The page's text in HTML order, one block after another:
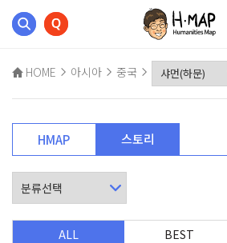
HOME 아시아 중국
HMAP 스토리
ALL BEST